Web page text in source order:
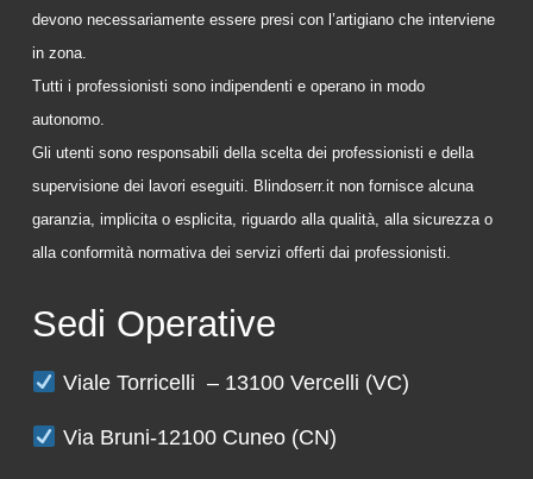
devono necessariamente essere presi con l’artigiano che interviene
in zona.
Tutti i professionisti sono indipendenti e operano in modo
autonomo.
Gli utenti sono responsabili della scelta dei professionisti e della
supervisione dei lavori eseguiti. Blindoserr.it non fornisce alcuna
garanzia, implicita o esplicita, riguardo alla qualità, alla sicurezza o
alla conformità normativa dei servizi offerti dai professionisti.
Sedi Operative
Viale Torricelli – 13100 Vercelli (VC)
Via Bruni-12100 Cuneo (CN)